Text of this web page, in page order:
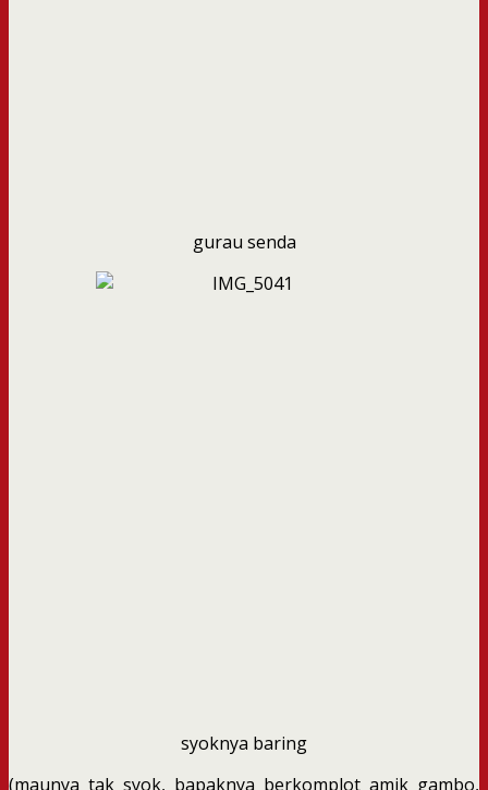
gurau senda
syoknya baring
(maunya tak syok, bapaknya berkomplot amik gambo,